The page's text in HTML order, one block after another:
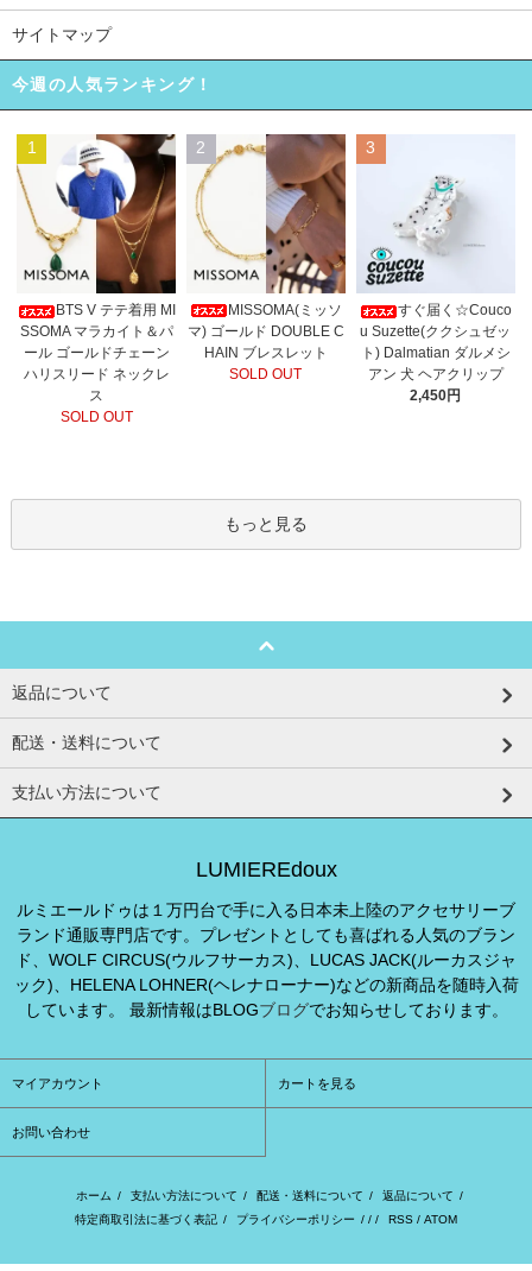
サイトマップ
今週の人気ランキング！
1
BTS V テテ着用 MI
SSOMA マラカイト＆パ
ール ゴールドチェーン
ハリスリード ネックレ
ス
SOLD OUT
2
MISSOMA(ミッソ
マ) ゴールド DOUBLE C
HAIN ブレスレット
SOLD OUT
3
すぐ届く☆Couco
u Suzette(ククシュゼッ
ト) Dalmatian ダルメシ
アン 犬 ヘアクリップ
2,450円
もっと見る
返品について
配送・送料について
支払い方法について
LUMIEREdoux
ルミエールドゥは１万円台で手に入る日本未上陸のアクセサリーブ
ランド通販専門店です。プレゼントとしても喜ばれる人気のブラン
ド、WOLF CIRCUS(ウルフサーカス)、LUCAS JACK(ルーカスジャ
ック)、HELENA LOHNER(ヘレナローナー)などの新商品を随時入荷
しています。 最新情報はBLOGブログでお知らせしております。
マイアカウント カートを見る
お問い合わせ
ホーム / 支払い方法について / 配送・送料について / 返品について /
特定商取引法に基づく表記 / プライバシーポリシー / / / RSS / ATOM